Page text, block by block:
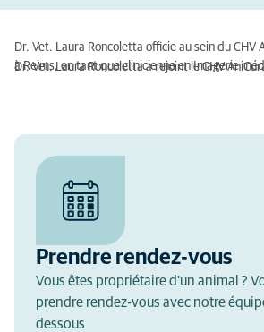
Dr. Vet. Laura Roncoletta officie au sein du CHV
à Reims, en tant que clinicienne en Imagerie
Dr. Vet. Laura Roncoletta a rejoint le CHV
Prendre rendez-vous
Vous êtes propriétaire d'un animal ?
prendre rendez-vous avec notre
dessous